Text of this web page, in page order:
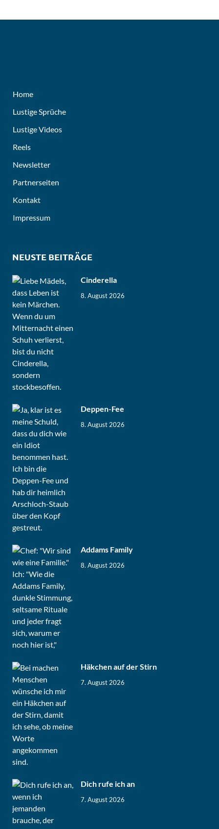
Home
Lustige Sprüche
Lustige Videos
Reels
Newsletter
Partnerseiten
Kontakt
Impressum
NEUSTE BEITRÄGE
Cinderella
8. August 2026
Deppen-Fee
8. August 2026
Addams Family
8. August 2026
Häkchen auf der Stirn
7. August 2026
Dich rufe ich an
7. August 2026